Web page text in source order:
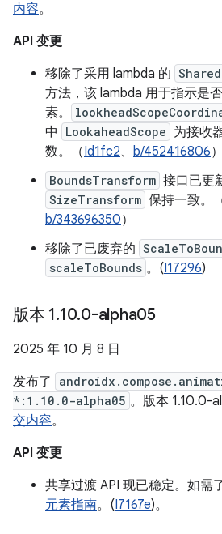
内容。
API 变更
移除了采用 lambda 的
方法，该 lambda 用于指示是
素。
中
LookaheadScope 为接收
数。（Id1fc2、 b/452416806）
BoundsTransform 接口已更
SizeTransform 保持一致。
b/343696350）
移除了已废弃的
scaleToBounds 。(I17296)
版本 1.10.0-alpha05
2025 年 10 月 8 日
发布了
*:1.10.0-alpha05 。版本 1.10.0-
交内容。
API 变更
共享过渡 API 现已稳定。如需
元素指南。(I7167e)。